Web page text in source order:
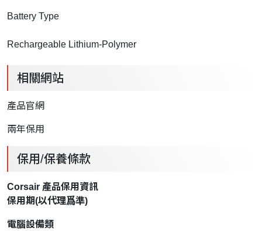
Battery Type
Rechargeable Lithium-Polymer
相關網站
產品官網
兩年保用
保用/保養條款
Corsair 產品保用資訊
保用期(以代理爲準)
電腦設備類